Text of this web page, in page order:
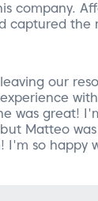
company.
captured
our
was great!
Matteo
I'm so happy